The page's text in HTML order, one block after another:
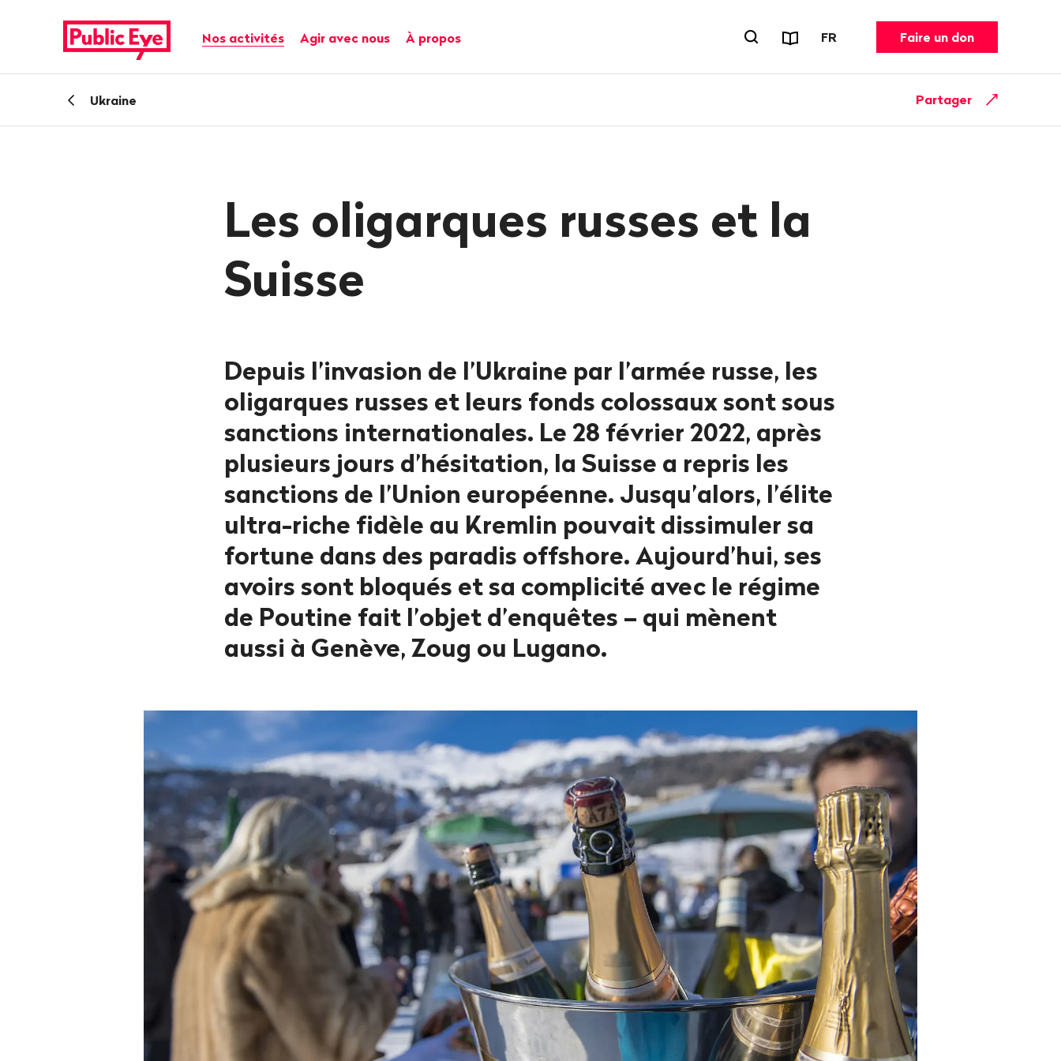
publiceye.ch
Navigation principale
Nos activités Agir avec nous À propos Ouvrir le formulaire de recherche
Rapports et dépliants
FR CHANGER DE LANGUE. LANGUE
Faire un don
RetourUkraine Partager
Les oligarques russes et la
Suisse
Depuis l’invasion de l’Ukraine par l’armée russe, les
oligarques russes et leurs fonds colossaux sont sous
sanctions internationales. Le 28 février 2022, après
plusieurs jours d’hésitation, la Suisse a repris les
sanctions de l’Union européenne. Jusqu’alors, l’élite
ultra-riche fidèle au Kremlin pouvait dissimuler sa
fortune dans des paradis offshore. Aujourd’hui, ses
avoirs sont bloqués et sa complicité avec le régime
de Poutine fait l’objet d’enquêtes – qui mènent
aussi à Genève, Zoug ou Lugano.